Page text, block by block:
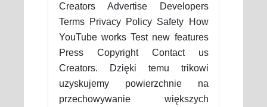
Creators Advertise Developers
Terms Privacy Policy Safety How
YouTube works Test new features
Press Copyright Contact us
Creators. Dzięki temu trikowi
uzyskujemy powierzchnie na
przechowywanie większych